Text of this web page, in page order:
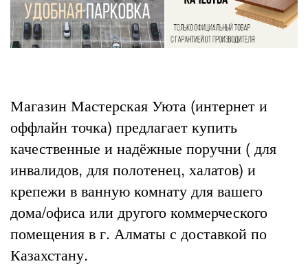
Магазин Мастерская Уюта (интернет и
оффлайн точка) предлагает купить
качественные и надёжные поручни ( для
инвалидов, для полотенец, халатов) и
крепежи в ванную комнату для вашего
дома/офиса или другого коммерческого
помещения в г. Алматы с доставкой по
Казахстану.